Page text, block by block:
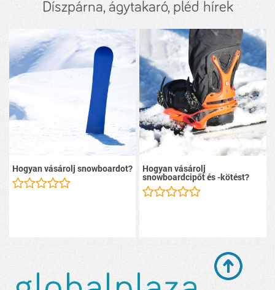
Díszpárna, ágytakaró, pléd hírek
Hogyan vásárolj snowboardot? Hogyan vásárolj
snowboardcipőt és -kötést?